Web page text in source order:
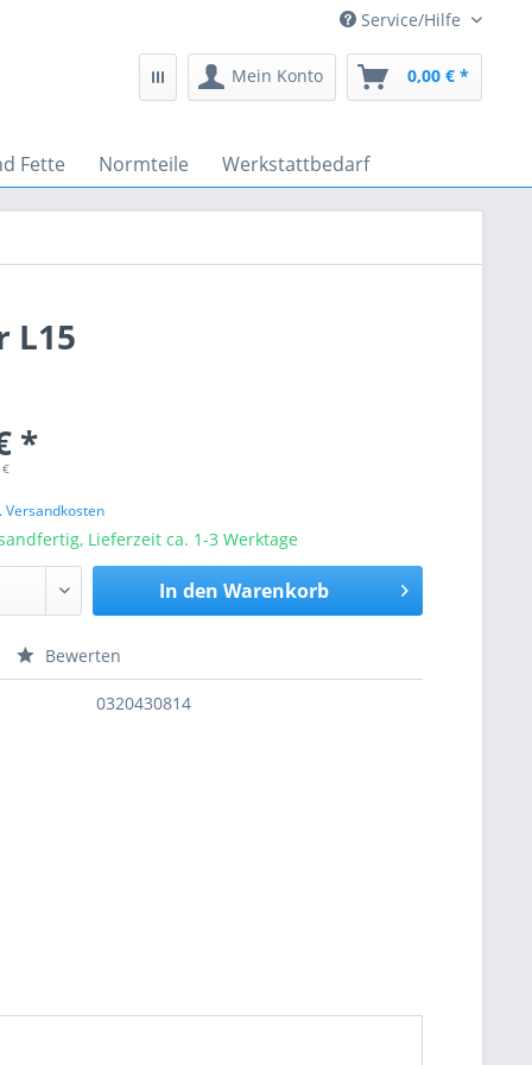
Service/Hilfe
Mein Konto 0,00 € *
Fette Normteile Werkstattbedarf
L15
*
Versandkosten
Lieferzeit ca. 1-3 Werktage
In den Warenkorb
Bewerten
0320430814